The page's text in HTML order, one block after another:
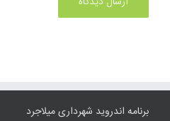
برنامه اندروید شهرداری میلاجرد